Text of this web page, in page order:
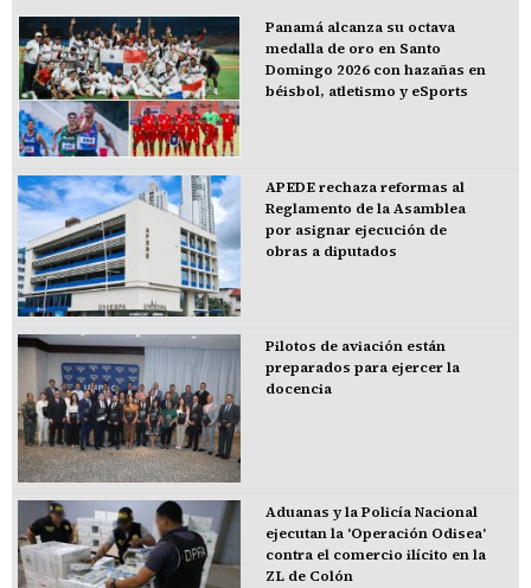
Panamá alcanza su octava
medalla de oro en Santo
Domingo 2026 con hazañas en
béisbol, atletismo y eSports
APEDE rechaza reformas al
Reglamento de la Asamblea
por asignar ejecución de
obras a diputados
Pilotos de aviación están
preparados para ejercer la
docencia
Aduanas y la Policía Nacional
ejecutan la 'Operación Odisea'
contra el comercio ilícito en la
ZL de Colón